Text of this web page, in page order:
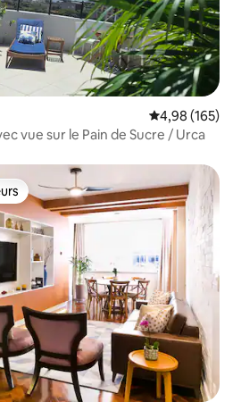
Note
4,98 (165)
vue sur le Pain de Sucre / Urca